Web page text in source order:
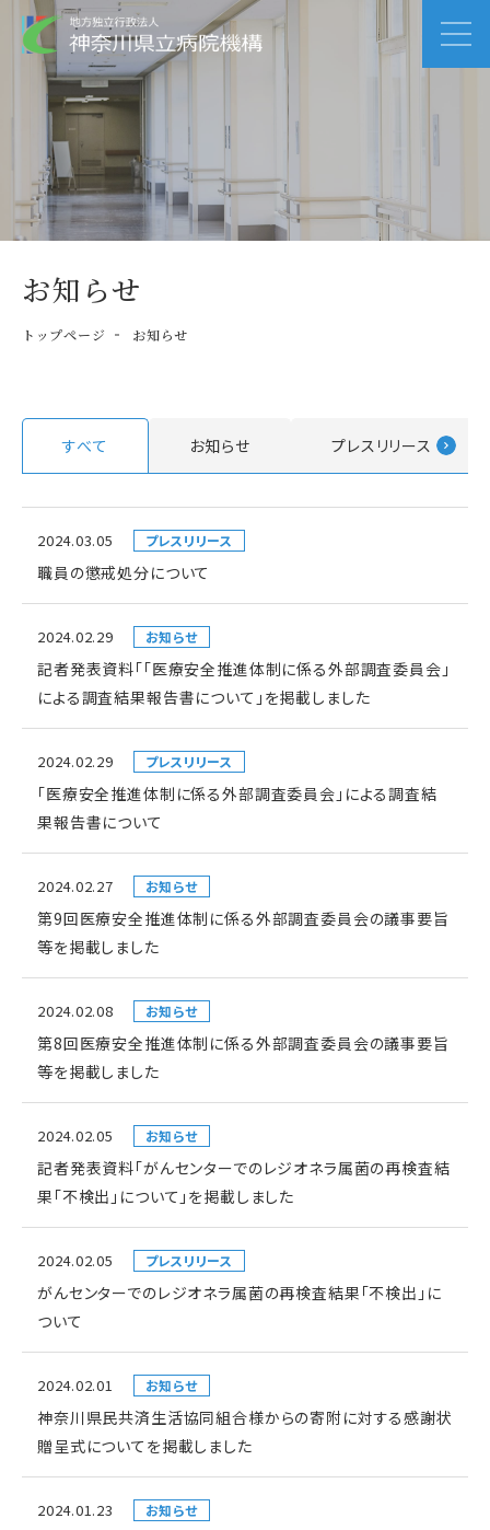
お知らせ
トップページ お知らせ
すべて お知らせ プレスリリース
2024.03.05 プレスリリース
職員の懲戒処分について
2024.02.29 お知らせ
記者発表資料「「医療安全推進体制に係る外部調査委員会」
による調査結果報告書について」を掲載しました
2024.02.29 プレスリリース
「医療安全推進体制に係る外部調査委員会」による調査結
果報告書について
2024.02.27 お知らせ
第9回医療安全推進体制に係る外部調査委員会の議事要旨
等を掲載しました
2024.02.08 お知らせ
第8回医療安全推進体制に係る外部調査委員会の議事要旨
等を掲載しました
2024.02.05 お知らせ
記者発表資料「がんセンターでのレジオネラ属菌の再検査結
果「不検出」について」を掲載しました
2024.02.05 プレスリリース
がんセンターでのレジオネラ属菌の再検査結果「不検出」に
ついて
2024.02.01 お知らせ
神奈川県民共済生活協同組合様からの寄附に対する感謝状
贈呈式についてを掲載しました
2024.01.23 お知らせ